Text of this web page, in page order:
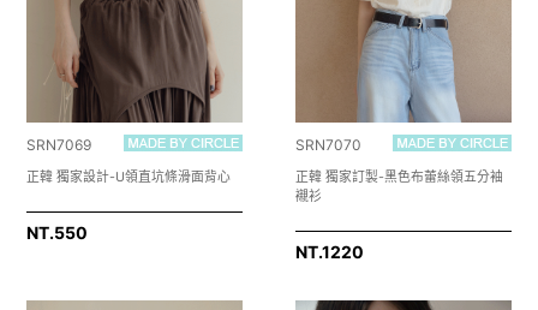
SRN7069
正韓 獨家設計-U領直坑條滑面背心
NT.550
SRN7070
正韓 獨家訂製-黑色布蕾絲領五分袖
襯衫
NT.1220